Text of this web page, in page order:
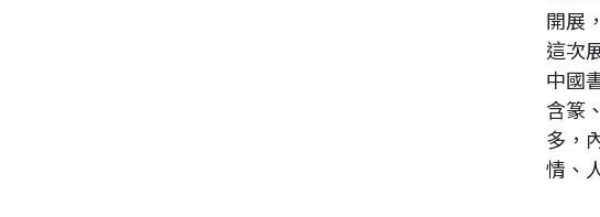
開展
這次
中國
含篆
多，
情、